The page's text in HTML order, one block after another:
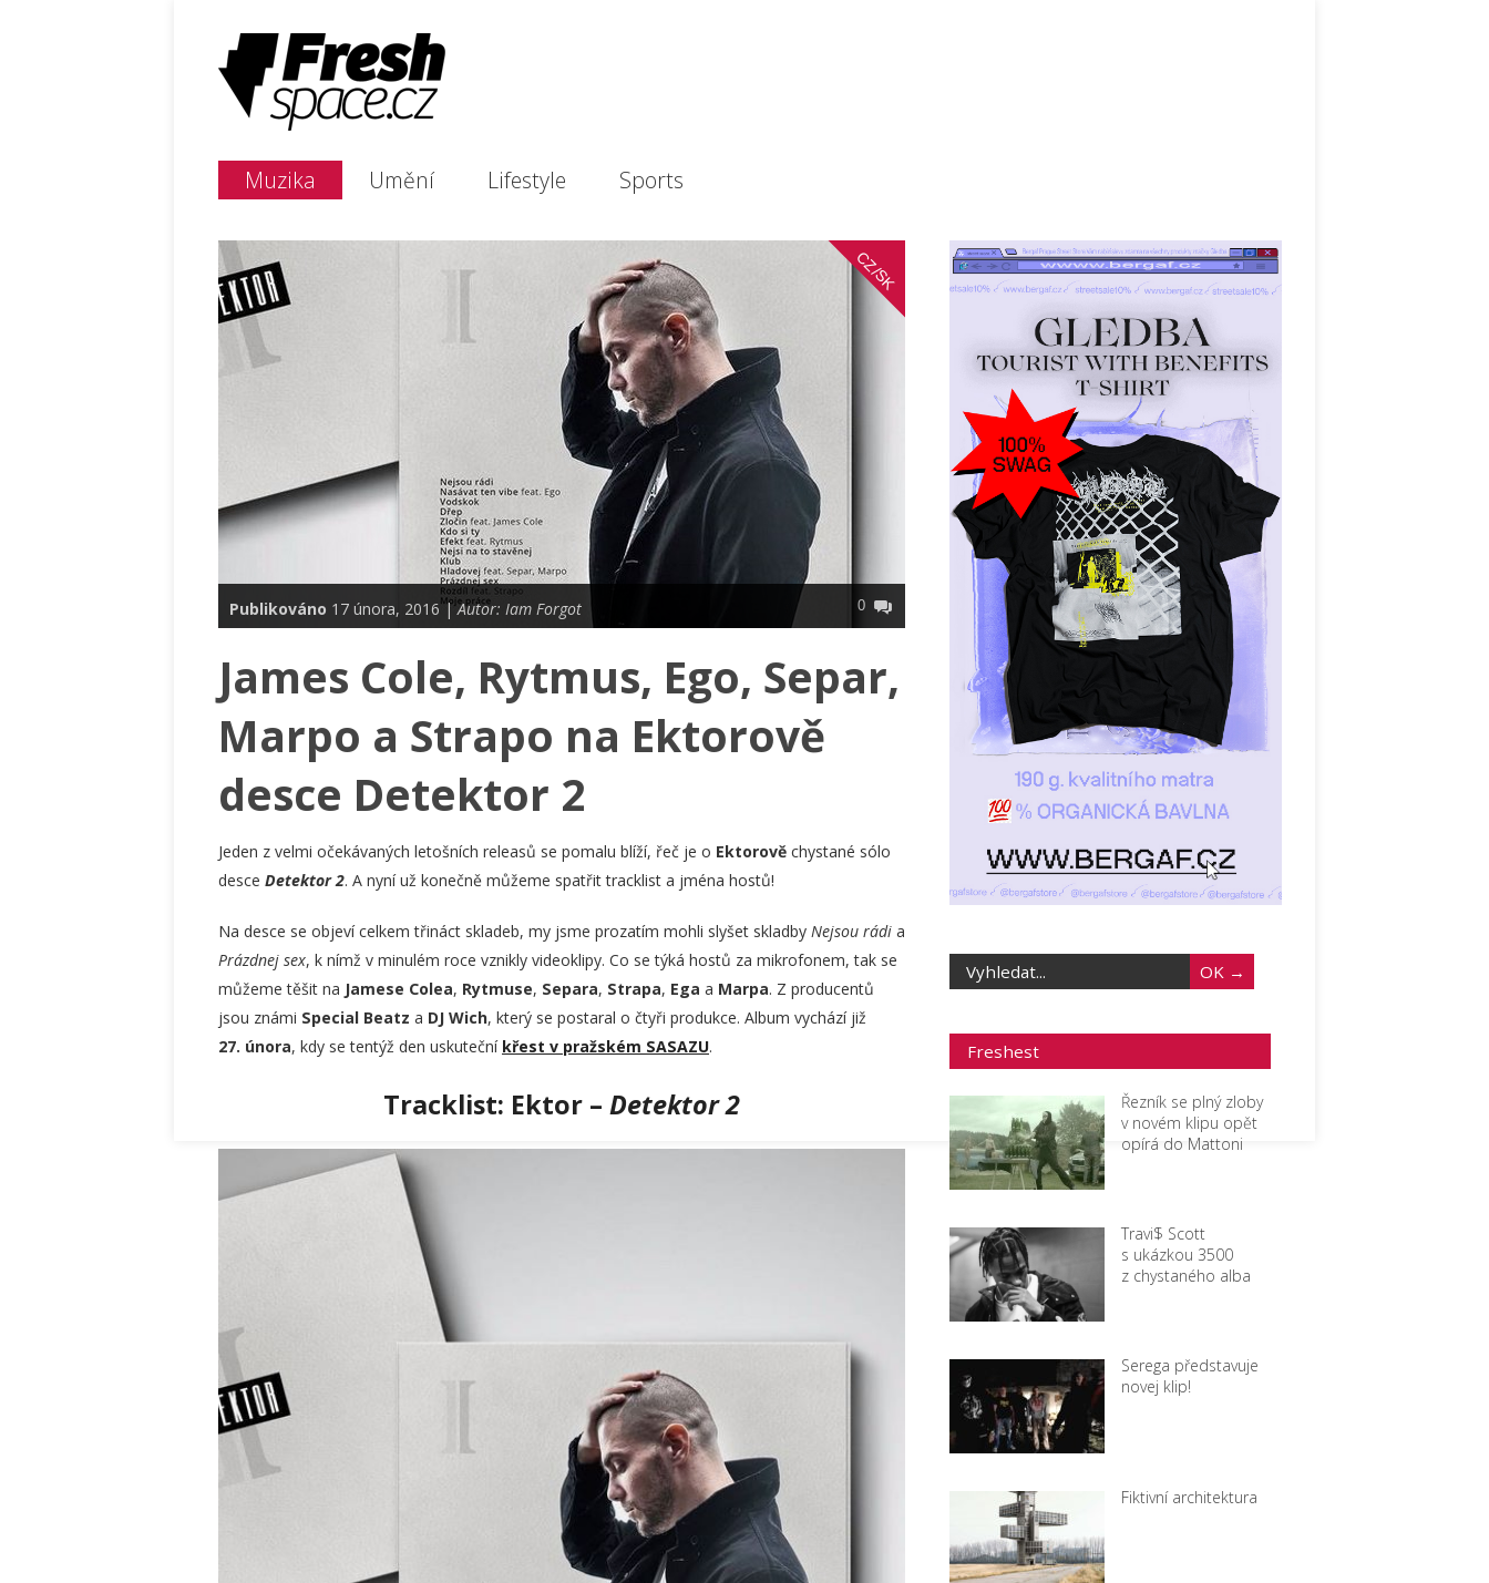
Muzika Umění Lifestyle Sports
CZ/SK
Publikováno 17 února, 2016 |Autor: Iam Forgot 0
James Cole, Rytmus, Ego, Separ,
Marpo a Strapo na Ektorově
desce Detektor 2
Jeden z velmi očekávaných letošních releasů se pomalu blíží, řeč je o Ektorově chystané sólo
desce Detektor 2. A nyní už konečně můžeme spatřit tracklist a jména hostů!
Na desce se objeví celkem třináct skladeb, my jsme prozatím mohli slyšet skladby Nejsou rádi a
Prázdnej sex, k nímž v minulém roce vznikly videoklipy. Co se týká hostů za mikrofonem, tak se
můžeme těšit na Jamese Colea, Rytmuse, Separa, Strapa, Ega a Marpa. Z producentů
jsou známi Special Beatz a DJ Wich, který se postaral o čtyři produkce. Album vychází již
27. února, kdy se tentýž den uskuteční křest v pražském SASAZU.
Tracklist: Ektor –Detektor 2
Freshest
Řezník se plný zloby
v novém klipu opět
opírá do Mattoni
Travi$ Scott
s ukázkou 3500
z chystaného alba
Serega představuje
novej klip!
Fiktivní architektura